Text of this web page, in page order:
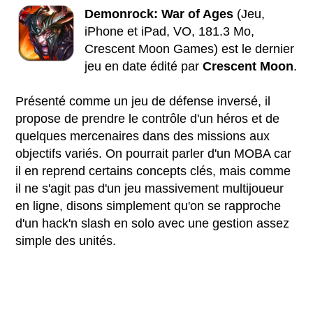
Demonrock: War of Ages (Jeu,
iPhone et iPad, VO, 181.3 Mo,
Crescent Moon Games) est le dernier
jeu en date édité parCrescent Moon.
Présenté comme un jeu de défense inversé, il
propose de prendre le contrôle d'un héros et de
quelques mercenaires dans des missions aux
objectifs variés. On pourrait parler d'un MOBA car
il en reprend certains concepts clés, mais comme
il ne s'agit pas d'un jeu massivement multijoueur
en ligne, disons simplement qu'on se rapproche
d'un hack'n slash en solo avec une gestion assez
simple des unités.